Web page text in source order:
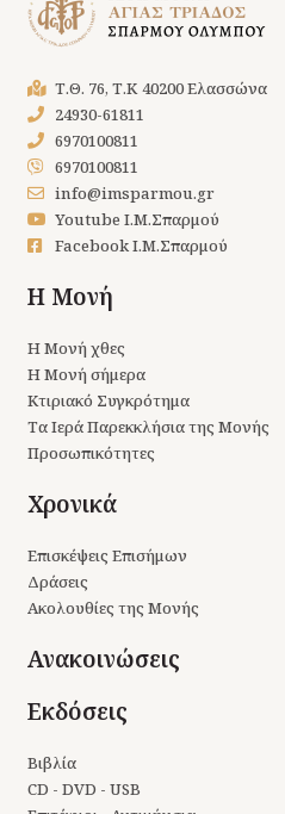
Τ.Θ. 76, Τ.Κ 40200 Ελασσώνα
24930-61811
6970100811
6970100811
info@imsparmou.gr
Youtube Ι.Μ.Σπαρμού
Facebook Ι.Μ.Σπαρμού
Η Μονή
Η Μονή χθες
Η Μονή σήμερα
Κτιριακό Συγκρότημα
Τα Ιερά Παρεκκλήσια της Μονής
Προσωπικότητες
Χρονικά
Επισκέψεις Επισήμων
Δράσεις
Ακολουθίες της Μονής
Ανακοινώσεις
Εκδόσεις
Βιβλία
CD - DVD - USB